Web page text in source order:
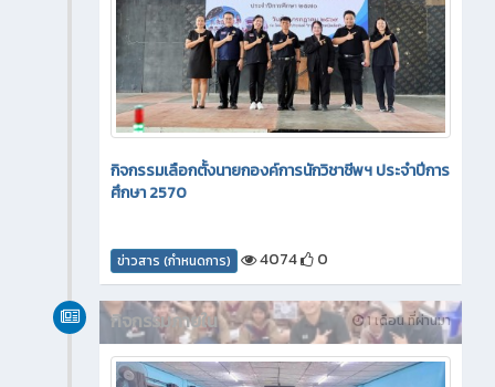
กิจกรรมเลือกตั้งนายกองค์การนักวิชาชีพฯ ประจำปีการ
ศึกษา 2570
ข่าวสาร (กำหนดการ) 4074 0
1 เดือน ที่ผ่านมา
กิจกรรมภายใน